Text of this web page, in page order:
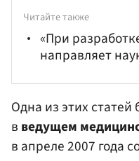
Читайте также
«При
направляет
Одна из этих
в ведущем
в апреле 2007 года